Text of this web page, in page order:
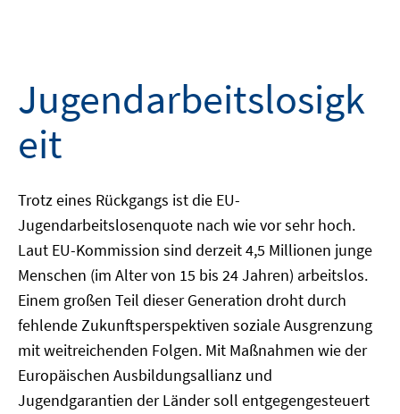
Jugendarbeitslosigk
eit
Trotz eines Rückgangs ist die EU-
Jugendarbeitslosenquote nach wie vor sehr hoch.
Laut EU-Kommission sind derzeit 4,5 Millionen junge
Menschen (im Alter von 15 bis 24 Jahren) arbeitslos.
Einem großen Teil dieser Generation droht durch
fehlende Zukunftsperspektiven soziale Ausgrenzung
mit weitreichenden Folgen. Mit Maßnahmen wie der
Europäischen Ausbildungsallianz und
Jugendgarantien der Länder soll entgegengesteuert